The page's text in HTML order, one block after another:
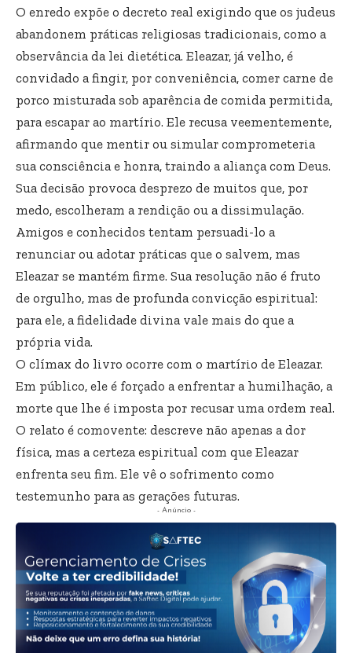
O enredo expõe o decreto real exigindo que os judeus
abandonem práticas religiosas tradicionais, como a
observância da lei dietética. Eleazar, já velho, é
convidado a fingir, por conveniência, comer carne de
porco misturada sob aparência de comida permitida,
para escapar ao martírio. Ele recusa veementemente,
afirmando que mentir ou simular comprometeria
sua consciência e honra, traindo a aliança com Deus.
Sua decisão provoca desprezo de muitos que, por
medo, escolheram a rendição ou a dissimulação.
Amigos e conhecidos tentam persuadi-lo a
renunciar ou adotar práticas que o salvem, mas
Eleazar se mantém firme. Sua resolução não é fruto
de orgulho, mas de profunda convicção espiritual:
para ele, a fidelidade divina vale mais do que a
própria vida.
O clímax do livro ocorre com o martírio de Eleazar.
Em público, ele é forçado a enfrentar a humilhação, a
morte que lhe é imposta por recusar uma ordem real.
O relato é comovente: descreve não apenas a dor
física, mas a certeza espiritual com que Eleazar
enfrenta seu fim. Ele vê o sofrimento como
testemunho para as gerações futuras.
- Anúncio -